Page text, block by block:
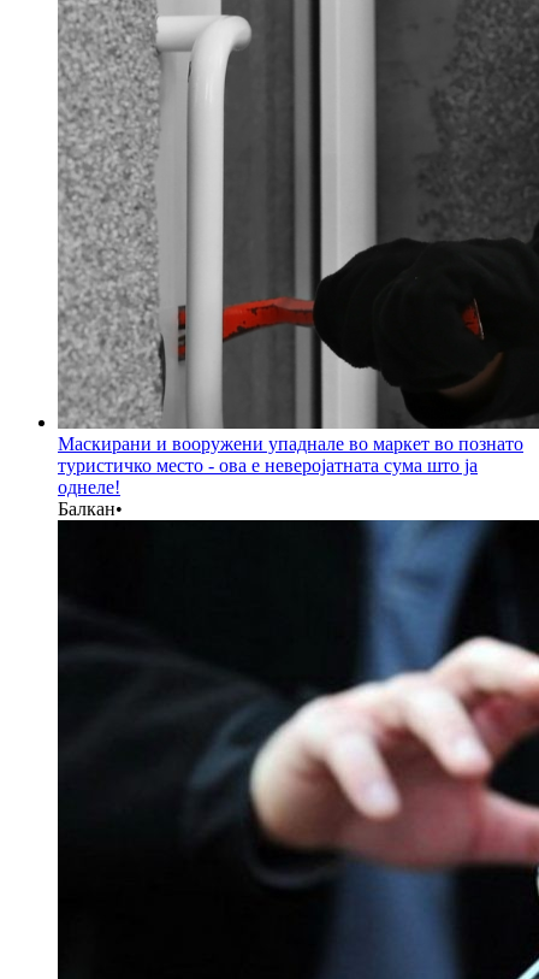
Маскирани и вооружени упаднале во маркет во познато
туристичко место - ова е неверојатната сума што ја
однеле!
Балкан•